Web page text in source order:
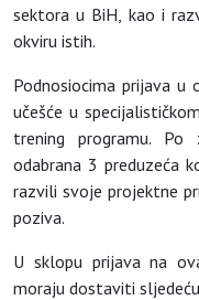
sektora u BiH, kao i
okviru istih.
Podnosiocima prijava u
učešće u
trening programu.
odabrana 3 preduzeća
razvili svoje projektne
poziva.
U sklopu prijava na
moraju dostaviti